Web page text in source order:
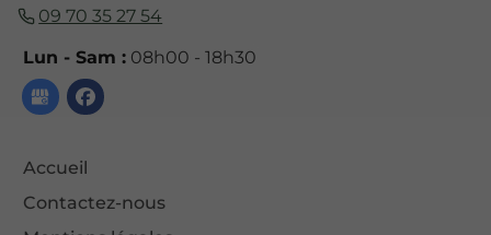
09 70 35 27 54
Lun - Sam : 08h00 - 18h30
Accueil
Contactez-nous